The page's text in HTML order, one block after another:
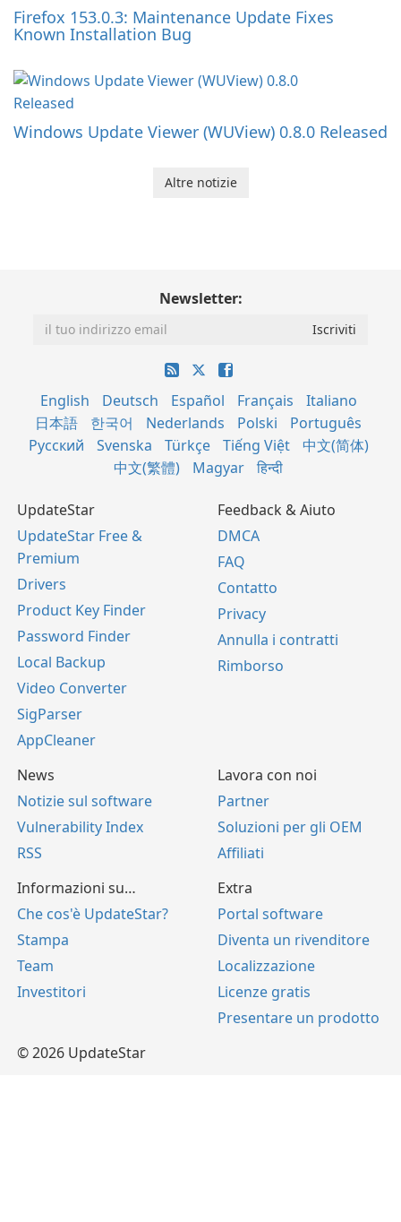
Firefox 153.0.3: Maintenance Update Fixes
Known Installation Bug
Windows Update Viewer (WUView) 0.8.0 Released
Altre notizie
Newsletter:
English Deutsch Español Français
Italiano
日本語
한국어 Nederlands Polski
Português
Русский
Svenska Türkçe Tiếng Việt
中文(简体)
中文(繁體)
Magyar हिन्दी
UpdateStar
UpdateStar Free &
Premium
Drivers
Product Key Finder
Password Finder
Local Backup
Video Converter
SigParser
AppCleaner
Feedback & Aiuto
DMCA
FAQ
Contatto
Privacy
Annulla i contratti
Rimborso
News
Notizie sul software
Vulnerability Index
RSS
Lavora con noi
Partner
Soluzioni per gli OEM
Affiliati
Informazioni su…
Che cos'è UpdateStar?
Stampa
Team
Investitori
Extra
Portal software
Diventa un rivenditore
Localizzazione
Licenze gratis
Presentare un prodotto
© 2026 UpdateStar